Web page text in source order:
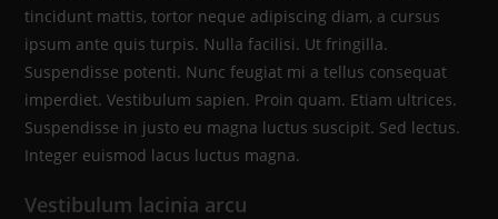
tincidunt mattis, tortor neque adipiscing diam, a cursus
ipsum ante quis turpis. Nulla facilisi. Ut fringilla.
Suspendisse potenti. Nunc feugiat mi a tellus consequat
imperdiet. Vestibulum sapien. Proin quam. Etiam ultrices.
Suspendisse in justo eu magna luctus suscipit. Sed lectus.
Integer euismod lacus luctus magna.
Vestibulum lacinia arcu